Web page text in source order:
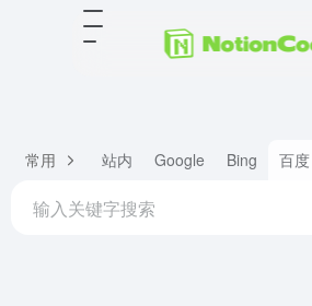
常用 站内 Google Bing 百度